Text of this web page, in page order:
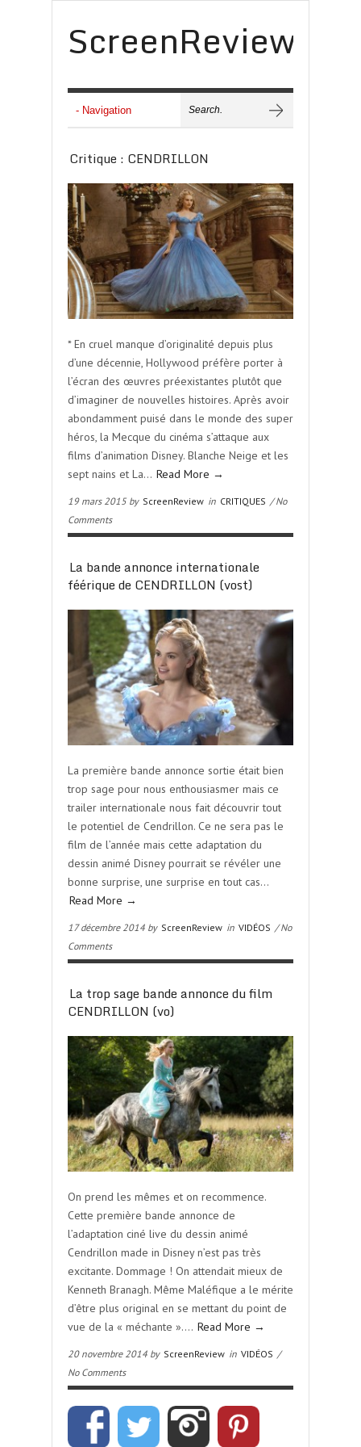
ScreenReview
Critique : CENDRILLON
* En cruel manque d’originalité depuis plus
d’une décennie, Hollywood préfère porter à
l’écran des œuvres préexistantes plutôt que
d’imaginer de nouvelles histoires. Après avoir
abondamment puisé dans le monde des super
héros, la Mecque du cinéma s’attaque aux
films d’animation Disney. Blanche Neige et les
sept nains et La… Read More →
19 mars 2015 by ScreenReview in CRITIQUES / No
Comments
La bande annonce internationale
féérique de CENDRILLON (vost)
La première bande annonce sortie était bien
trop sage pour nous enthousiasmer mais ce
trailer internationale nous fait découvrir tout
le potentiel de Cendrillon. Ce ne sera pas le
film de l’année mais cette adaptation du
dessin animé Disney pourrait se révéler une
bonne surprise, une surprise en tout cas…
Read More →
17 décembre 2014 by ScreenReview in VIDÉOS / No
Comments
La trop sage bande annonce du film
CENDRILLON (vo)
On prend les mêmes et on recommence.
Cette première bande annonce de
l’adaptation ciné live du dessin animé
Cendrillon made in Disney n’est pas très
excitante. Dommage ! On attendait mieux de
Kenneth Branagh. Même Maléfique a le mérite
d’être plus original en se mettant du point de
vue de la « méchante »…. Read More →
20 novembre 2014 by ScreenReview in VIDÉOS /
No Comments